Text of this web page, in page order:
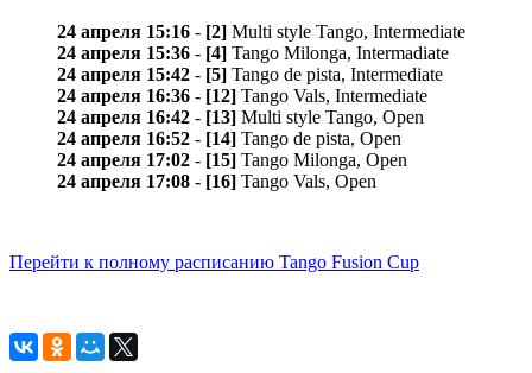
24 апреля 15:16 - [2] Multi style Tango, Intermediate
24 апреля 15:36 - [4] Tango Milonga, Intermadiate
24 апреля 15:42 - [5] Tango de pista, Intermediate
24 апреля 16:36 - [12] Tango Vals, Intermediate
24 апреля 16:42 - [13] Multi style Tango, Open
24 апреля 16:52 - [14] Tango de pista, Open
24 апреля 17:02 - [15] Tango Milonga, Open
24 апреля 17:08 - [16] Tango Vals, Open
Перейти к полному расписанию Tango Fusion Cup